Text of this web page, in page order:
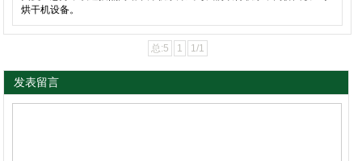
烘干机设备。
总:5 1 1/1
发表留言